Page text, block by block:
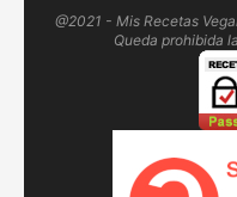
@2021 - Mis Recetas
Queda prohibida